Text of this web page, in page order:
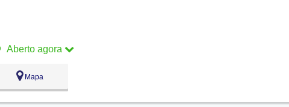
Aberto agora
Abertoagora
Mapa